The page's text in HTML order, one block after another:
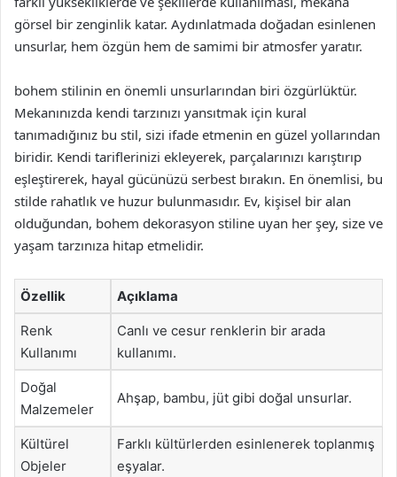
görsel bir zenginlik katar. Aydınlatmada doğadan esinlenen
unsurlar, hem özgün hem de samimi bir atmosfer yaratır.
bohem stilinin en önemli unsurlarından biri özgürlüktür.
Mekanınızda kendi tarzınızı yansıtmak için kural
tanımadığınız bu stil, sizi ifade etmenin en güzel yollarından
biridir. Kendi tariflerinizi ekleyerek, parçalarınızı karıştırıp
eşleştirerek, hayal gücünüzü serbest bırakın. En önemlisi, bu
stilde rahatlık ve huzur bulunmasıdır. Ev, kişisel bir alan
olduğundan, bohem dekorasyon stiline uyan her şey, size ve
yaşam tarzınıza hitap etmelidir.
Özellik Açıklama
Renk
Kullanımı
Canlı ve cesur renklerin bir arada
kullanımı.
Doğal
Malzemeler
Ahşap, bambu, jüt gibi doğal unsurlar.
Kültürel
Objeler
Farklı kültürlerden esinlenerek toplanmış
eşyalar.